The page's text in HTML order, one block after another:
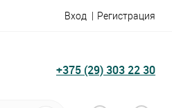
Вход Регистрация
+375 (29) 303 22 30